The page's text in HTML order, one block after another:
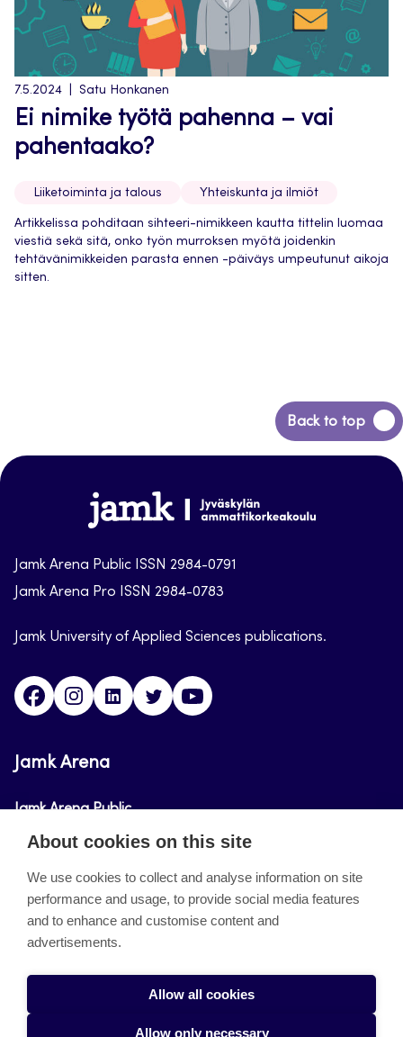
7.5.2024 Satu Honkanen
Ei nimike työtä pahenna – vai
pahentaako?
Liiketoiminta ja talous Yhteiskunta ja ilmiöt
Artikkelissa pohditaan sihteeri-nimikkeen kautta tittelin luomaa
viestiä sekä sitä, onko työn murroksen myötä joidenkin
tehtävänimikkeiden parasta ennen -päiväys umpeutunut aikoja
sitten.
Back to top
Back
to
Jamk-
arena
Jamk Arena Public ISSN 2984-0791
Jamk Arena Pro ISSN 2984-0783
Jamk University of Applied Sciences publications.
FacebookInstagramLinkedinTwitter
Jamk Arena
Jamk Arena Public
Jamk Arena Pro
About the site
Accessibility Statement
Takedown request
About cookies on this site
We use cookies to collect and analyse information on site
performance and usage, to provide social media features
and to enhance and customise content and
advertisements.
Allow all cookies
Allow only necessary